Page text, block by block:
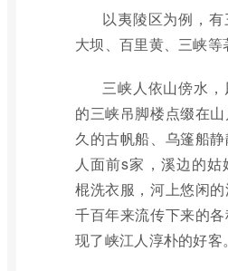
以夷陵区为例，
大坝、百里黄、三峡
三峡人依山傍水
的三峡吊脚楼点缀在
久的古帆船、乌篷船
人面前s家，溪边的
棍洗衣服，河上悠闲
千百年来流传下来的
现了峡江人淳朴的好客。